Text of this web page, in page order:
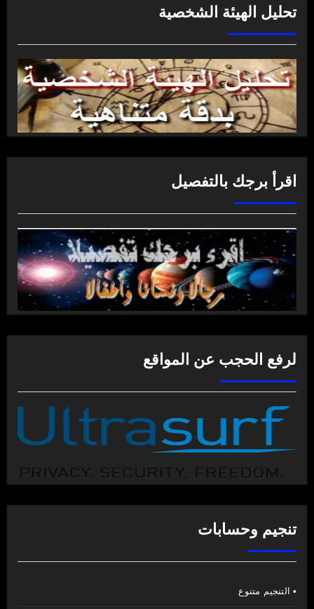
تحليل الهيئة الشخصية
اقرأ برجك بالتفصيل
لرفع الحجب عن المواقع
تنجيم وحسابات
• التنجيم متنوع